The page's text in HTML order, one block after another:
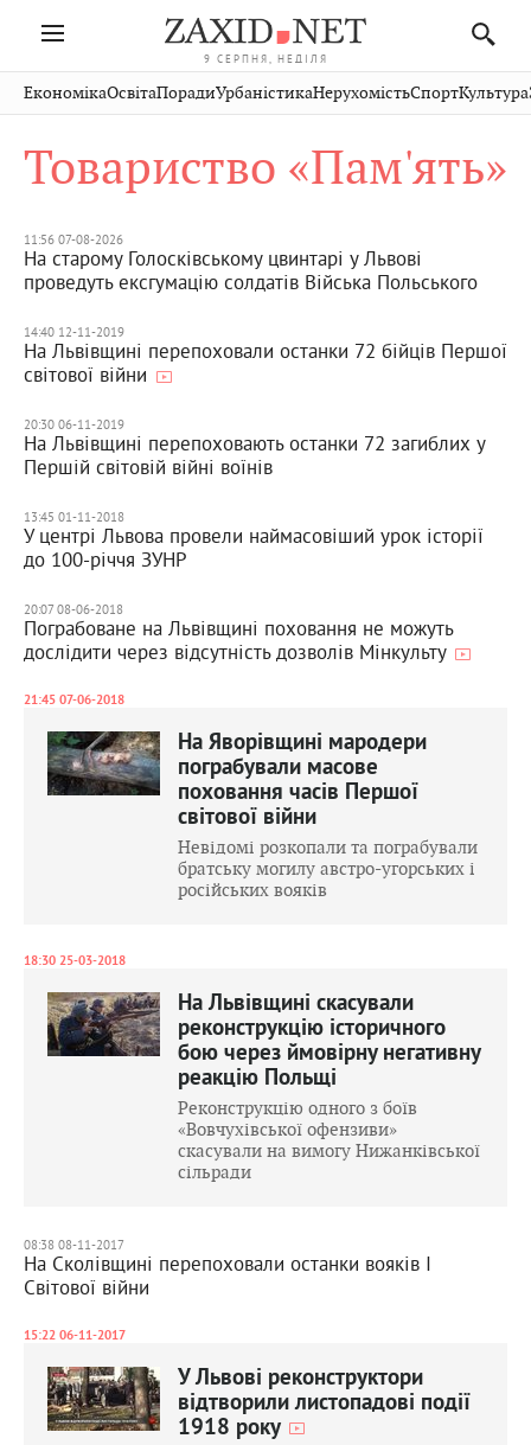
9 СЕРПНЯ, НЕДІЛЯ
Івано-
Франківськ
Волинь
Рівне
Чернівці
Стрий
Хмельницький
Публікації
Авто СловкоКультура
Кіно
Дім Спорт Краєзнавство
ЕкономікаОсвітаПорадиУрбаністикаНерухомістьСпортКультура
Товариство «Пам'ять»
11:56 07-08-2026
На старому Голосківському цвинтарі у Львові
проведуть ексгумацію солдатів Війська Польського
14:40 12-11-2019
На Львівщині перепоховали останки 72 бійців Першої
світової війни
20:30 06-11-2019
На Львівщині перепоховають останки 72 загиблих у
Першій світовій війні воїнів
13:45 01-11-2018
У центрі Львова провели наймасовіший урок історії
до 100-річчя ЗУНР
20:07 08-06-2018
Пограбоване на Львівщині поховання не можуть
дослідити через відсутність дозволів Мінкульту
21:45 07-06-2018
На Яворівщині мародери
пограбували масове
поховання часів Першої
світової війни
Невідомі розкопали та пограбували
братську могилу австро-угорських і
російських вояків
18:30 25-03-2018
На Львівщині скасували
реконструкцію історичного
бою через ймовірну негативну
реакцію Польщі
Реконструкцію одного з боїв
«Вовчухівської офензиви»
скасували на вимогу Нижанківської
сільради
08:38 08-11-2017
На Сколівщині перепоховали останки вояків І
Світової війни
15:22 06-11-2017
У Львові реконструктори
відтворили листопадові події
1918 року